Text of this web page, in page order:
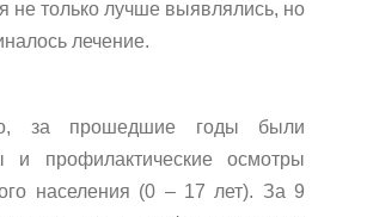
не только лучше выявлялись, но
лечение.
за прошедшие годы были
и профилактические осмотры
населения (0 – 17 лет). За 9